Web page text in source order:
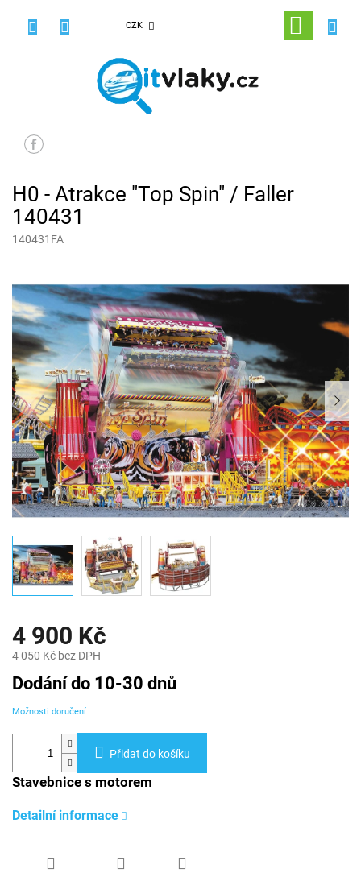
CZK
NÁKUPNÍ
KOŠÍK
H0 - Atrakce "Top Spin" / Faller
140431
140431FA
4 900 Kč
4 050 Kč bez DPH
Měrná
cena:
Dodání do 10-30 dnů
Možnosti doručení
Přidat do košíku
Stavebnice s motorem
Detailní informace